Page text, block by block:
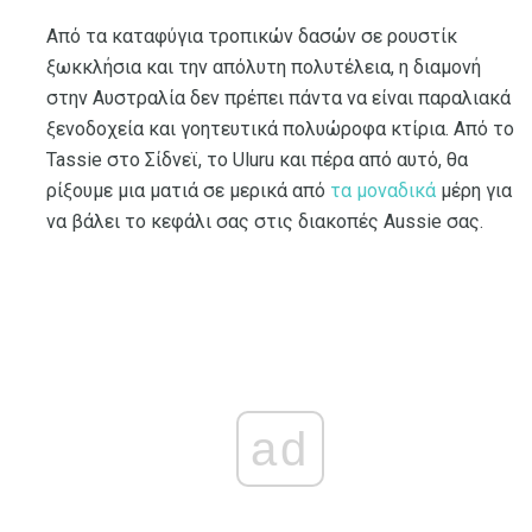
Από τα καταφύγια τροπικών δασών σε ρουστίκ
ξωκκλήσια και την απόλυτη πολυτέλεια, η διαμονή
στην Αυστραλία δεν πρέπει πάντα να είναι παραλιακά
ξενοδοχεία και γοητευτικά πολυώροφα κτίρια. Από το
Tassie στο Σίδνεϊ, το Uluru και πέρα ​​από αυτό, θα
ρίξουμε μια ματιά σε μερικά από τα μοναδικά μέρη για
να βάλει το κεφάλι σας στις διακοπές Aussie σας.
ad